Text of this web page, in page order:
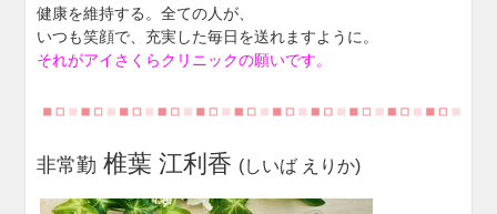
健康を維持する。全ての人が、
いつも笑顔で、充実した毎日を送れますように。
それがアイさくらクリニックの願いです。
非常勤 椎葉 江利香 (しいば えりか)